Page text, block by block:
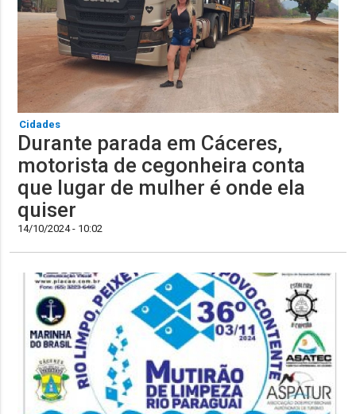
Cidades
Durante parada em Cáceres,
motorista de cegonheira conta
que lugar de mulher é onde ela
quiser
14/10/2024 - 10:02